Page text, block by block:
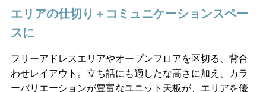
エリアの仕切り＋コミュニケーションスペー
スに
フリーアドレスエリアやオープンフロアを区切る、背合
わせレイアウト。立ち話にも適したな高さに加え、カラ
ーバリエーションが豊富なユニット天板が、エリアを優